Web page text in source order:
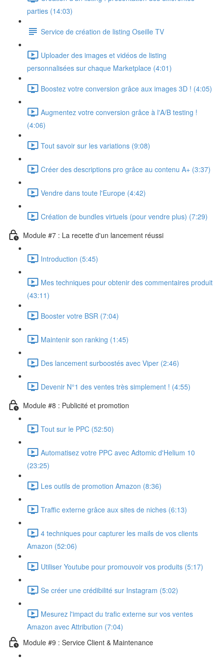
parties (14:03)
Service de création de listing Oseille TV
Uploader des images et vidéos de listing
personnalisées sur chaque Marketplace (4:01)
Boostez votre conversion grâce aux images 3D ! (4:05)
Augmentez votre conversion grâce à l'A/B testing !
(4:06)
Tout savoir sur les variations (9:08)
Créer des descriptions pro grâce au contenu A+ (3:37)
Vendre dans toute l'Europe (4:42)
Création de bundles virtuels (pour vendre plus) (7:29)
Module #7 : La recette d'un lancement réussi
Introduction (5:45)
Mes techniques pour obtenir des commentaires produit
(43:11)
Booster votre BSR (7:04)
Maintenir son ranking (1:45)
Des lancement surboostés avec Viper (2:46)
Devenir N°1 des ventes très simplement ! (4:55)
Module #8 : Publicité et promotion
Tout sur le PPC (52:50)
Automatisez votre PPC avec Adtomic d'Helium 10
(23:25)
Les outils de promotion Amazon (8:36)
Traffic externe grâce aux sites de niches (6:13)
4 techniques pour capturer les mails de vos clients
Amazon (52:06)
Utiliser Youtube pour promouvoir vos produits (5:17)
Se créer une crédibilité sur Instagram (5:02)
Mesurez l'impact du trafic externe sur vos ventes
Amazon avec Attribution (7:04)
Module #9 : Service Client & Maintenance